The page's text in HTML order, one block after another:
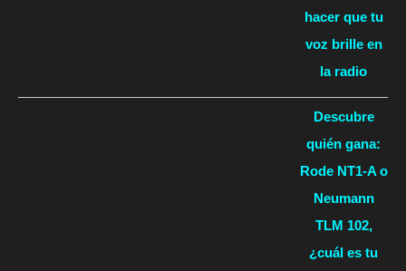
hacer que tu
voz brille en
la radio
Descubre
quién gana:
Rode NT1-A o
Neumann
TLM 102,
¿cuál es tu